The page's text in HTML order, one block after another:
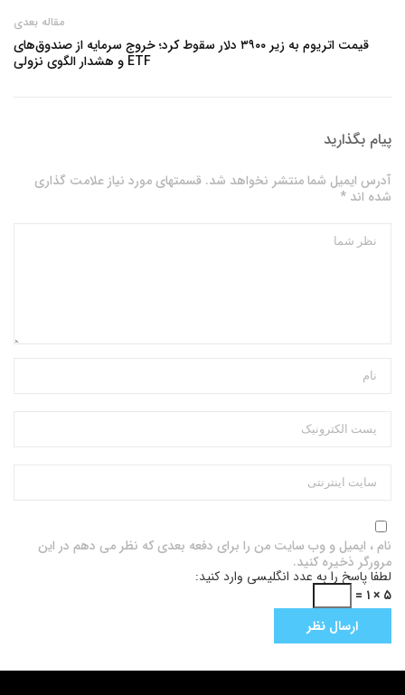
مقاله بعدی
قیمت اتریوم به زیر ۳۹۰۰ دلار سقوط کرد؛ خروج سرمایه از صندوق‌های
ETF و هشدار الگوی نزولی
پیام بگذارید
آدرس ایمیل شما منتشر نخواهد شد. قسمتهای مورد نیاز علامت گذاری
شده اند *
نام ، ایمیل و وب سایت من را برای دفعه بعدی که نظر می دهم در این
مرورگر ذخیره کنید.
لطفا پاسخ را به عدد انگلیسی وارد کنید:
۵ × ۱ =